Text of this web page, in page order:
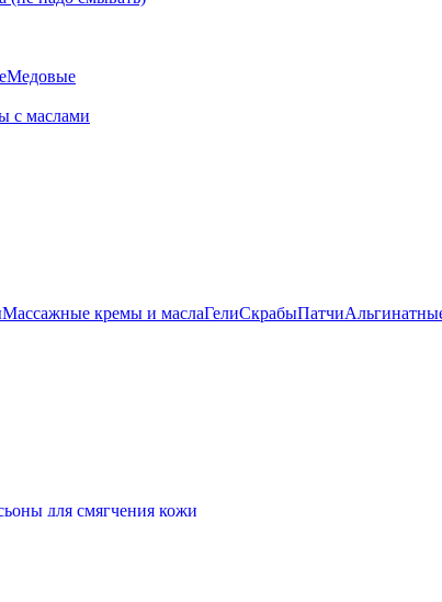
Медовые
с маслами
Массажные кремы и маслаГелиСкрабыПатчи
для смягчения кожи